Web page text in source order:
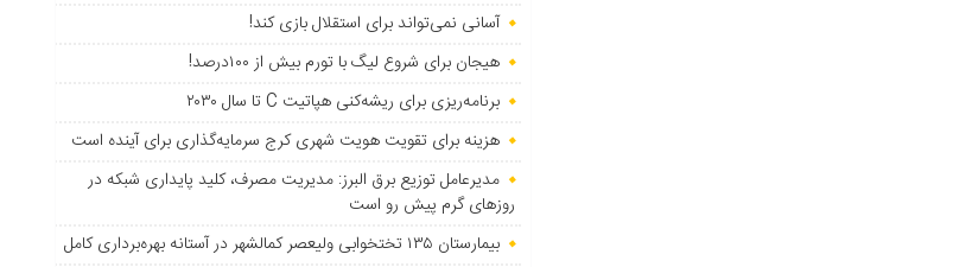
آسانی نمی‌تواند برای استقلال بازی کند!
هیجان برای شروع لیگ با تورم بیش از ۱۰۰درصد!
برنامه‌ریزی برای ریشه‌کنی هپاتیت C تا سال ۲۰۳۰
هزینه برای تقویت هویت شهری کرج سرمایه‌گذاری برای آینده است
مدیرعامل توزیع برق البرز: مدیریت مصرف، کلید پایداری شبکه در
روزهای گرم پیش رو است
بیمارستان ۱۳۵ تختخوابی ولیعصر کمالشهر در آستانه بهره‌برداری کامل